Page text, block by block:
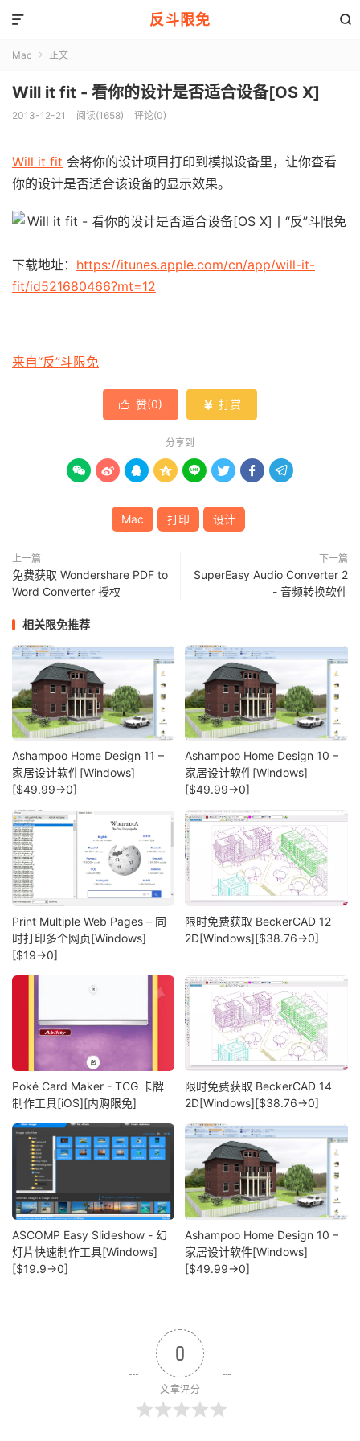
反斗限免 

Mac  正文
Will it fit - 看你的设计是否适合设备[OS X]
2013-12-21 阅读(1658) 评论(0)
Will it fit 会将你的设计项目打印到模拟设备里，让你查看
你的设计是否适合该设备的显示效果。
下载地址： https://itunes.apple.com/cn/app/will-it-
fit/id521680466?mt=12
来自“反”斗限免
 赞(0)  打赏
分享到
       
Mac 打印 设计
上一篇
免费获取 Wondershare PDF to
Word Converter 授权
下一篇
SuperEasy Audio Converter 2
- 音频转换软件
相关限免推荐
Ashampoo Home Design 11 –
家居设计软件[Windows]
[$49.99→0]
Ashampoo Home Design 10 –
家居设计软件[Windows]
[$49.99→0]
Print Multiple Web Pages – 同
时打印多个网页[Windows]
[$19→0]
限时免费获取 BeckerCAD 12
2D[Windows][$38.76→0]
Poké Card Maker - TCG 卡牌
制作工具[iOS][内购限免]
限时免费获取 BeckerCAD 14
2D[Windows][$38.76→0]
ASCOMP Easy Slideshow - 幻
灯片快速制作工具[Windows]
[$19.9→0]
Ashampoo Home Design 10 –
家居设计软件[Windows]
[$49.99→0]
0
文章评分